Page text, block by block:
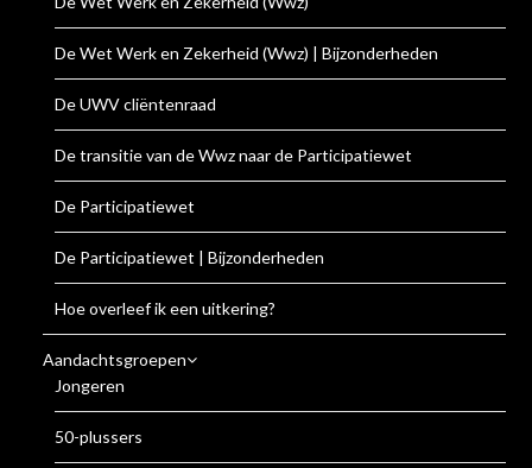
De Wet Werk en Zekerheid (Wwz) | Bijzonderheden
De UWV cliëntenraad
De transitie van de Wwz naar de Participatiewet
De Participatiewet
De Participatiewet | Bijzonderheden
Hoe overleef ik een uitkering?
Aandachtsgroepen
Jongeren
50-plussers